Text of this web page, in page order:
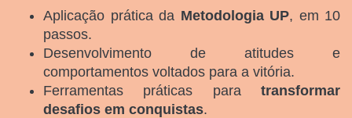
Aplicação prática da Metodologia UP, em 10
passos.
Desenvolvimento de atitudes e
comportamentos voltados para a vitória.
Ferramentas práticas para transformar
desafios em conquistas.